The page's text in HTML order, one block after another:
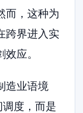
而，这种为
跨界进入实
应。
造业语境
度，而是